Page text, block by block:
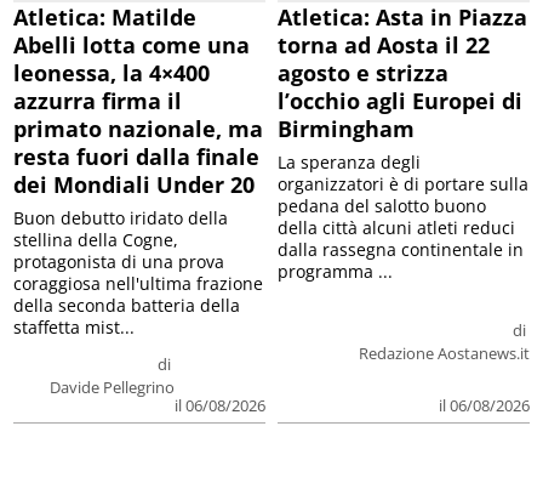
Atletica: Matilde
Abelli lotta come una
leonessa, la 4×400
azzurra firma il
primato nazionale, ma
resta fuori dalla finale
dei Mondiali Under 20
di
Davide Pellegrino
il 06/08/2026
Buon debutto iridato della
stellina della Cogne,
protagonista di una prova
coraggiosa nell'ultima frazione
della seconda batteria della
staffetta mist...
Atletica: Asta in Piazza
torna ad Aosta il 22
agosto e strizza
l’occhio agli Europei di
Birmingham
di
Redazione Aostanews.it
il 06/08/2026
La speranza degli
organizzatori è di portare sulla
pedana del salotto buono
della città alcuni atleti reduci
dalla rassegna continentale in
programma ...